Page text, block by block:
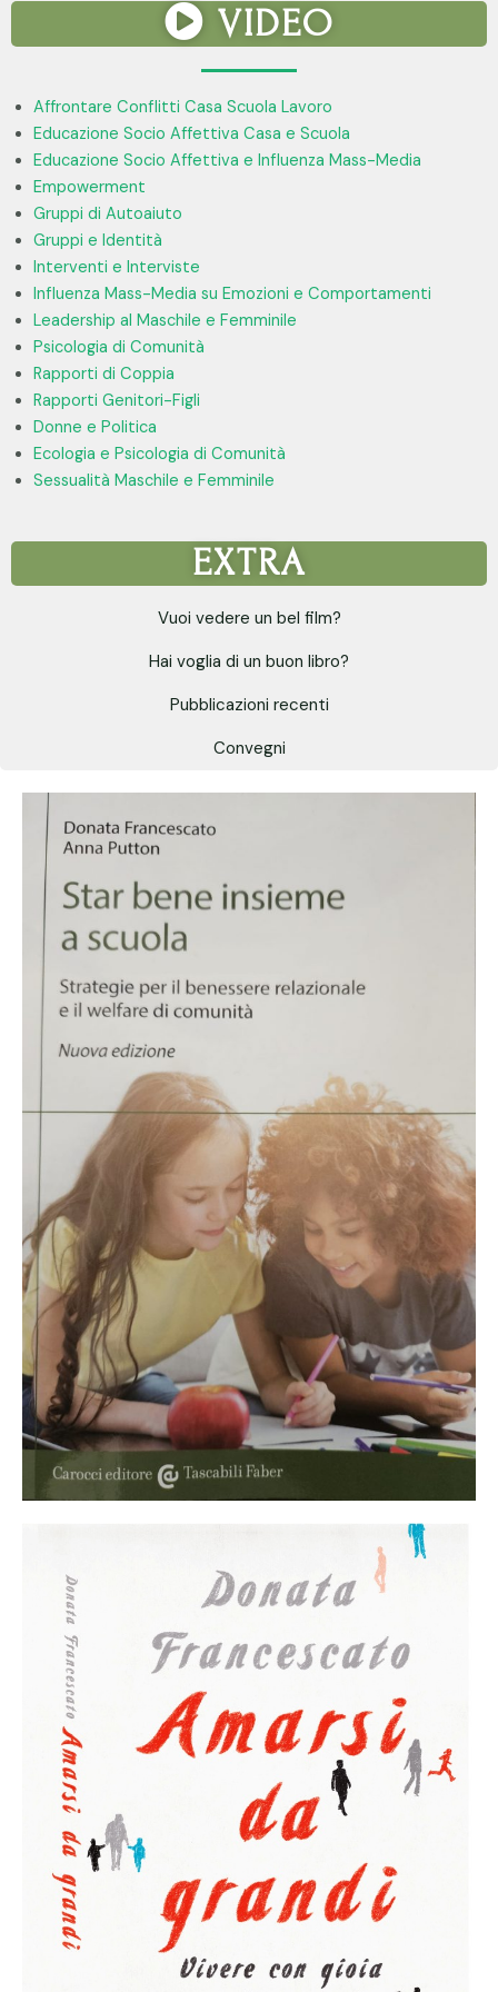
VIDEO
Affrontare Conflitti Casa Scuola Lavoro
Educazione Socio Affettiva Casa e Scuola
Educazione Socio Affettiva e Influenza Mass-Media
Empowerment
Gruppi di Autoaiuto
Gruppi e Identità
Interventi e Interviste
Influenza Mass-Media su Emozioni e Comportamenti
Leadership al Maschile e Femminile
Psicologia di Comunità
Rapporti di Coppia
Rapporti Genitori-Figli
Donne e Politica
Ecologia e Psicologia di Comunità
Sessualità Maschile e Femminile
EXTRA
Vuoi vedere un bel film?
Hai voglia di un buon libro?
Pubblicazioni recenti
Convegni